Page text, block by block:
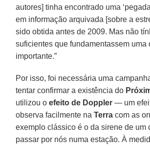
autores] tinha encontrado uma
em informação arquivada [sobre a
sido obtida antes de 2009. Mas não
suficientes que fundamentassem uma
importante.”
Por isso, foi necessária uma
tentar confirmar a existência do
utilizou oefeito de Doppler — um
observa facilmente naTerra com as
exemplo clássico é o da sirene de um
passar por nós numa estação. À